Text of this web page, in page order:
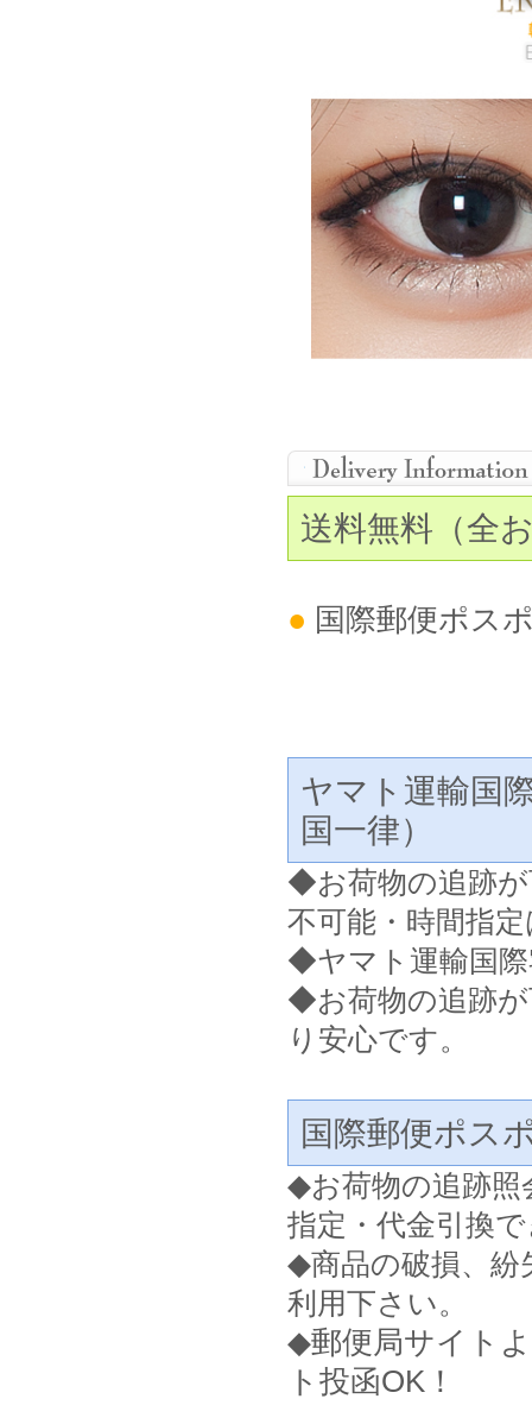
送料無料（全
● 国際郵便ポス
ヤマト運輸国
国一律）
◆お荷物の追跡
不可能・時間指
◆ヤマト運輸国
◆お荷物の追跡が
り安心です。
国際郵便ポス
◆お荷物の追跡照
指定・代金引換
◆商品の破損、
利用下さい。
◆郵便局サイト
ト投函OK！